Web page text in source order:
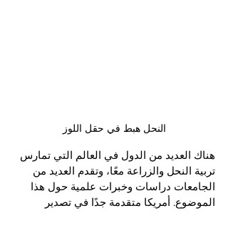
النحل هبط في حقل اللوز
هناك العديد من الدول في العالم التي تمارس
تربية النحل والزراعة معًا، وتقدم العديد من
الجامعات دراسات وخبرات علمية حول هذا
الموضوع. أمريكا متقدمة جدًا في تصدير